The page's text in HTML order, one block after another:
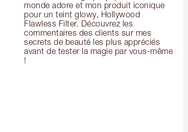
monde adore et mon produit iconique
pour un teint glowy, Hollywood
Flawless Filter. Découvrez les
commentaires des clients sur mes
secrets de beauté les plus appréciés
avant de tester la magie par vous-même
!